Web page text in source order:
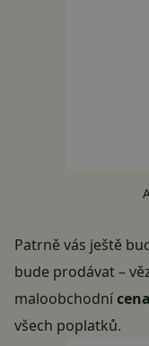
Patrně vás ještě
bude prodávat –
maloobchodní
všech poplatků.